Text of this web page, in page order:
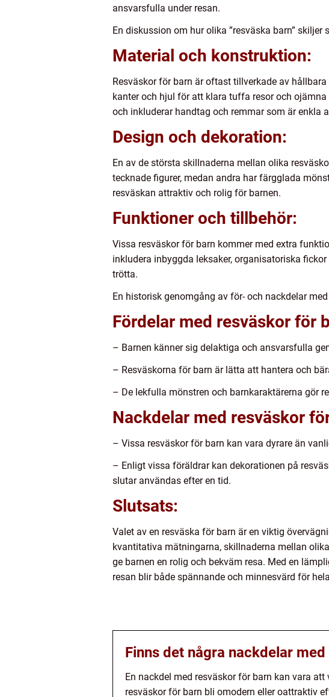
ansvarsfulla under resan.
En diskussion om hur olika ”resväska barn” skiljer
Material och konstruktion:
Resväskor för barn är oftast tillverkade av
kanter och hjul för att klara tuffa resor och
och inkluderar handtag och remmar som är enkla
Design och dekoration:
En av de största skillnaderna mellan olika
tecknade figurer, medan andra har färgglada
resväskan attraktiv och rolig för barnen.
Funktioner och tillbehör:
Vissa resväskor för barn kommer med extra
inkludera inbyggda leksaker, organisatoriska
trötta.
En historisk genomgång av för- och nackdelar med
Fördelar med resväskor för
– Barnen känner sig delaktiga och ansvarsfulla
– Resväskorna för barn är lätta att hantera och
– De lekfulla mönstren och barnkaraktärerna gör
Nackdelar med resväskor
– Vissa resväskor för barn kan vara dyrare än
– Enligt vissa föräldrar kan dekorationen på
slutar användas efter en tid.
Slutsats:
Valet av en resväska för barn är en viktig
kvantitativa mätningarna, skillnaderna mellan
ge barnen en rolig och bekväm resa. Med en
resan blir både spännande och minnesvärd för
Finns det några nackdelar
En nackdel med resväskor för barn kan vara
resväskor för barn bli omodern eller oattraktiv